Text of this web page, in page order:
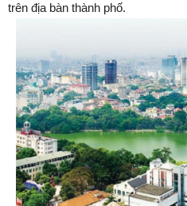
trên địa bàn thành phố.